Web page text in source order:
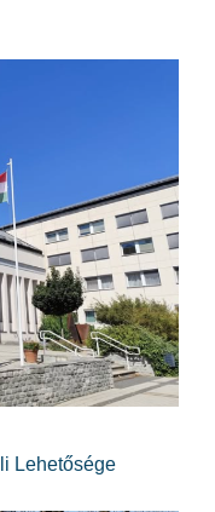
Lehetősége